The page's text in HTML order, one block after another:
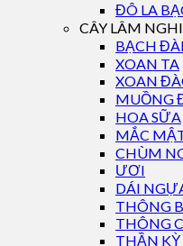
ĐÔ LA
CÂY LÂM
BẠCH
XOAN TA
XOAN
MUỒNG
HOA SỮA
MẮC
CHÙM
ƯƠI
DÁI
THÔNG
THÔNG
THẦN KỲ